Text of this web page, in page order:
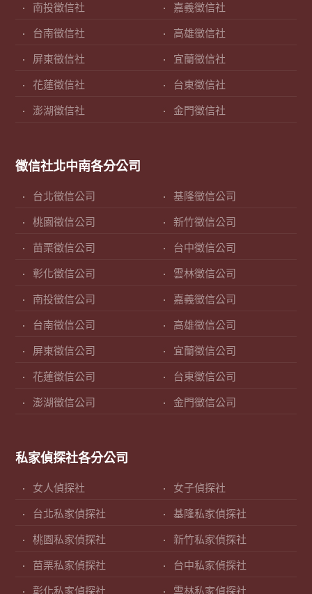
南投徵信社 嘉義徵信社
台南徵信社 高雄徵信社
屏東徵信社 宜蘭徵信社
花蓮徵信社 台東徵信社
澎湖徵信社 金門徵信社
徵信社北中南各分公司
台北徵信公司 基隆徵信公司
桃園徵信公司 新竹徵信公司
苗栗徵信公司 台中徵信公司
彰化徵信公司 雲林徵信公司
南投徵信公司 嘉義徵信公司
台南徵信公司 高雄徵信公司
屏東徵信公司 宜蘭徵信公司
花蓮徵信公司 台東徵信公司
澎湖徵信公司 金門徵信公司
私家偵探社各分公司
女人偵探社 女子偵探社
台北私家偵探社 基隆私家偵探社
桃園私家偵探社 新竹私家偵探社
苗栗私家偵探社 台中私家偵探社
彰化私家偵探社 雲林私家偵探社